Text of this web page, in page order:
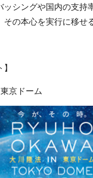
ッシングや国内の支持
その本心を実行に移せ
京ドーム